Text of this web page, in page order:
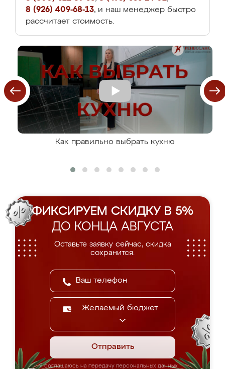
8 (926) 409-68-13, и наш менеджер быстро
рассчитает стоимость.
Как правильно выбрать кухню
ФИКСИРУЕМ СКИДКУ В 5%
ДО КОНЦА АВГУСТА
Оставьте заявку сейчас, скидка
сохранится.
Желаемый бюджет
Отправить
Я соглашаюсь на передачу персональных данных